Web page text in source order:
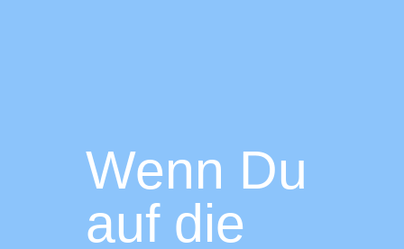
Wenn Du
auf die